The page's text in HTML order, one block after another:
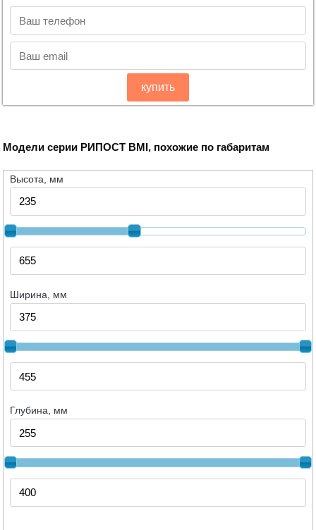
купить
Модели серии РИПОСТ BMI, похожие по габаритам
Высота, мм
Ширина, мм
Глубина, мм